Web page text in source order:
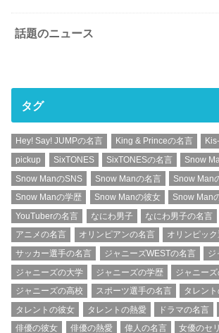
話題のニュース
タグ
Hey! Say! JUMPの名言 King & Princeの名言
pickup
SixTONES SixTONESの名言
Snow
Snow ManのSNS
Snow Manの名言
Snow Man
Snow Manの学歴
Snow Manの彼女
Snow Man
YouTuberの名言
なにわ男子 なにわ男子の名言
アニメの名言
オリンピアンの名言
オリンピッ
サッカー選手の名言
ジャニーズWESTの名言
ジ
ジャニーズの大学
ジャニーズの学歴
ジャニー
ジャニーズの高校
スポーツ選手の名言
タレン
タレントの彼女
タレントの熱愛 ドラマの名言
俳優の彼女
俳優の熱愛 偉人の名言 女優のセ